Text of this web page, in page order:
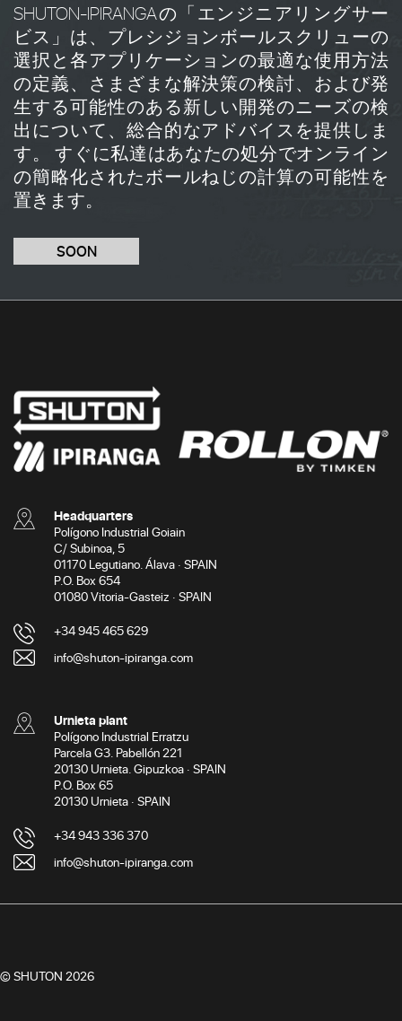
SHUTON-IPIRANGAの「エンジニアリングサー
ビス」は、プレシジョンボールスクリューの
選択と各アプリケーションの最適な使用方法
の定義、さまざまな解決策の検討、および発
生する可能性のある新しい開発のニーズの検
出について、総合的なアドバイスを提供しま
す。 すぐに私達はあなたの処分でオンライン
の簡略化されたボールねじの計算の可能性を
置きます。
SOON
Headquarters
Polígono Industrial Goiain
C/ Subinoa, 5
01170 Legutiano. Álava · SPAIN
P.O. Box 654
01080 Vitoria-Gasteiz · SPAIN
+34 945 465 629
info@shuton-ipiranga.com
Urnieta plant
Polígono Industrial Erratzu
Parcela G3. Pabellón 221
20130 Urnieta. Gipuzkoa · SPAIN
P.O. Box 65
20130 Urnieta · SPAIN
+34 943 336 370
info@shuton-ipiranga.com
© SHUTON 2026